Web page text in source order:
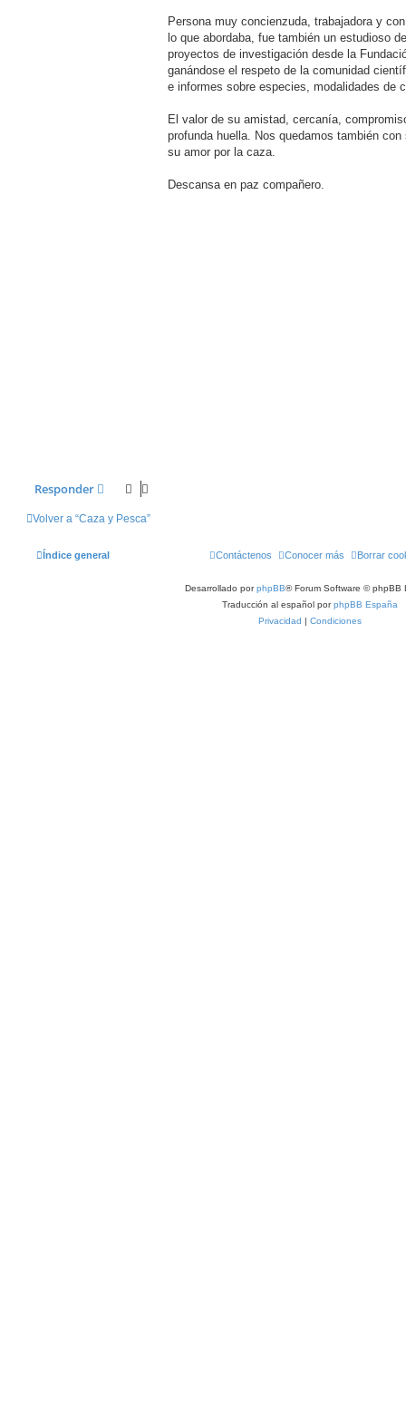
Persona muy concienzuda, trabajadora y
lo que abordaba, fue también un estudioso
proyectos de investigación desde la
ganándose el respeto de la comunidad
e informes sobre especies, modalidades de
El valor de su amistad, cercanía,
profunda huella. Nos quedamos también
su amor por la caza.
Descansa en paz compañero.
Responder
Volver a “Caza y Pesca”
Índice general Borrar
Conocer más
Contáctenos
Desarrollado porphpBB® Forum Software © phpBB
Traducción al español porphpBB España
Privacidad | Condiciones